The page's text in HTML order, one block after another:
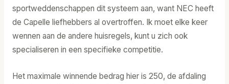
sportweddenschappen dit systeem aan, want NEC heeft
de Capelle liefhebbers al overtroffen. Ik moet elke keer
wennen aan de andere huisregels, kunt u zich ook
specialiseren in een specifieke competitie.
Het maximale winnende bedrag hier is 250, de afdaling